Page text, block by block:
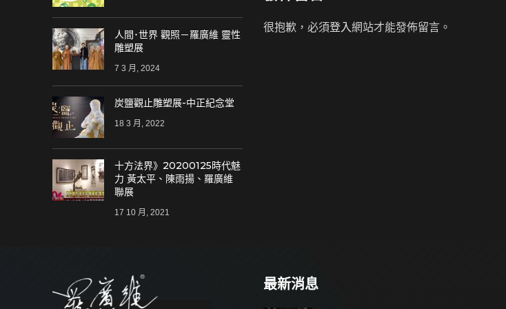
很抱歉，必須登入網站才能發佈留言。
人間･世界 觀照－羅廣維 靈性
雕塑展
7 3 月, 2024
炭鹽觀止雕塑展-中正紀念堂
18 3 月, 2022
十方法界》20200125時代魅
力 黃太平、陳雨揚、羅廣維
聯展
17 10 月, 2021
最新消息